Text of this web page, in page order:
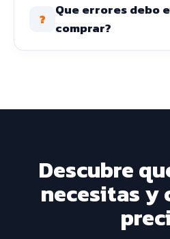
?
Que errores debo
comprar?
Descubre
necesitas y